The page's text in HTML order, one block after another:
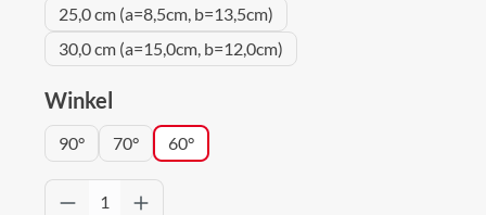
25,0 cm (a=8,5cm, b=13,5cm)
30,0 cm (a=15,0cm, b=12,0cm)
Winkel
90° 70° 60°
Produkt Anzahl: Gib den gewünschten